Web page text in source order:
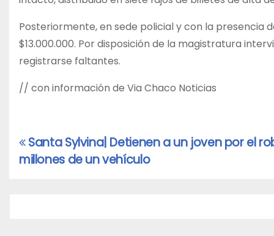
Posteriormente, en sede policial y con la presencia
$13.000.000. Por disposición de la magistratura
registrarse faltantes.
// con información de Via Chaco Noticias
Navegación
de
Santa Sylvina| Detienen a un joven por el
millones de un vehículo